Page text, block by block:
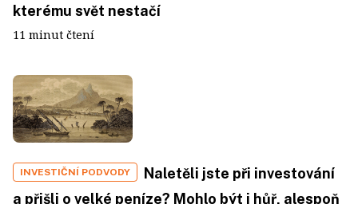
kterému svět nestačí
11 minut čtení
INVESTIČNÍ PODVODY
Naletěli jste při investování
a přišli o velké peníze? Mohlo být i hůř, alespoň